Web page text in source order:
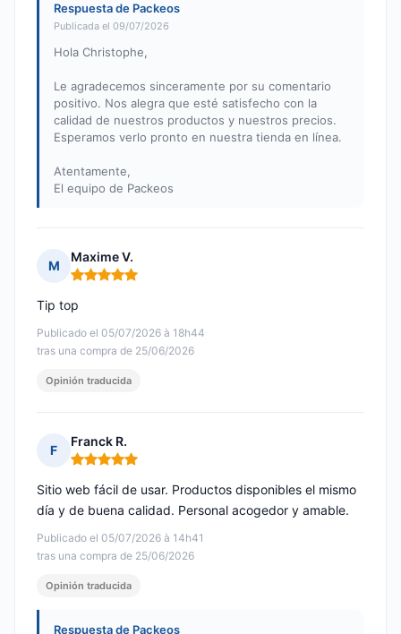
Respuesta de Packeos
Publicada el 09/07/2026
Hola Christophe,
Le agradecemos sinceramente por su comentario
positivo. Nos alegra que esté satisfecho con la
calidad de nuestros productos y nuestros precios.
Esperamos verlo pronto en nuestra tienda en línea.
Atentamente,
El equipo de Packeos
M
Maxime V.
Nota: 5 de 5
Publicado el 05/07/2026 à 18h44
tras una compra de 25/06/2026
Tip top
Opinión traducida
F
Franck R.
Nota: 5 de 5
Publicado el 05/07/2026 à 14h41
tras una compra de 25/06/2026
Sitio web fácil de usar. Productos disponibles el mismo
día y de buena calidad. Personal acogedor y amable.
Opinión traducida
Respuesta de Packeos